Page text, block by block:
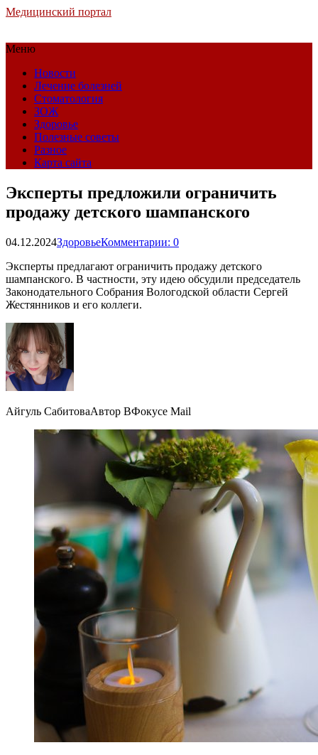
Медицинский портал
Меню
Новости
Лечение болезней
Стоматология
ЗОЖ
Здоровье
Полезные советы
Разное
Карта сайта
Эксперты предложили ограничить
продажу детского шампанского
04.12.2024ЗдоровьеКомментарии: 0
Эксперты предлагают ограничить продажу детского
шампанского. В частности, эту идею обсудили председатель
Законодательного Собрания Вологодской области Сергей
Жестянников и его коллеги.
Айгуль СабитоваАвтор ВФокусе Mail